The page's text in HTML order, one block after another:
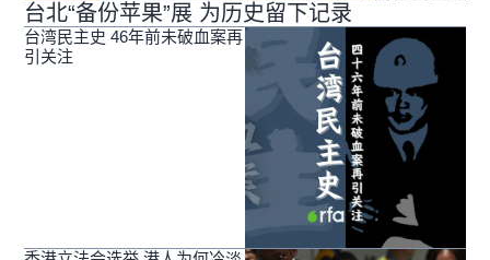
台北“备份苹果”展 为历史留下记录
台湾民主史 46年前未破血案再
引关注